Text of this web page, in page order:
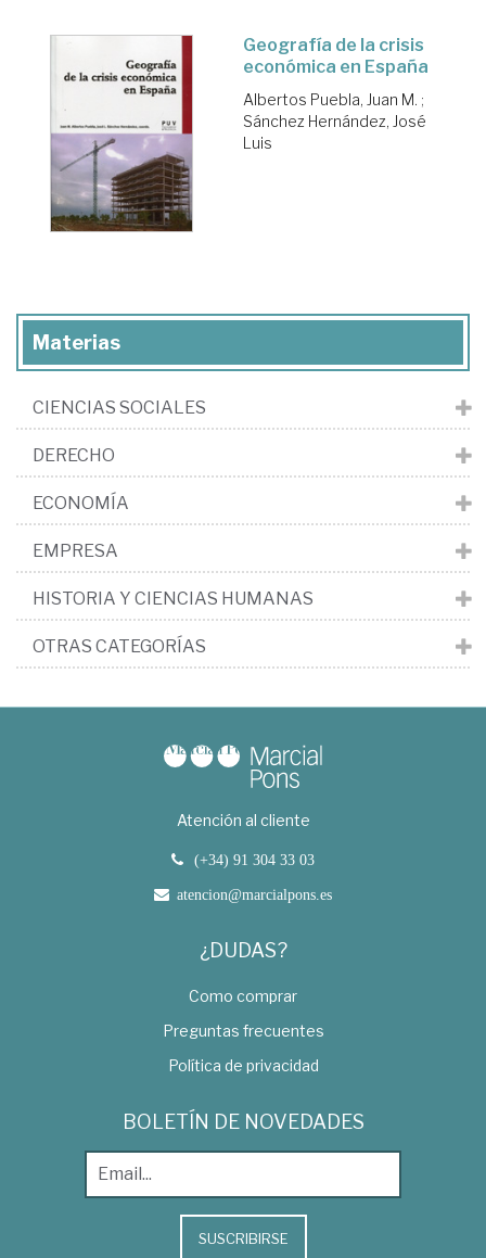
Geografía de la crisis
económica en España
Albertos Puebla, Juan M. ;
Sánchez Hernández, José
Luis
Materias
CIENCIAS SOCIALES
DERECHO
ECONOMÍA
EMPRESA
HISTORIA Y CIENCIAS HUMANAS
OTRAS CATEGORÍAS
Atención al cliente
(+34) 91 304 33 03
atencion@marcialpons.es
¿DUDAS?
Como comprar
Preguntas frecuentes
Política de privacidad
BOLETÍN DE NOVEDADES
SUSCRIBIRSE